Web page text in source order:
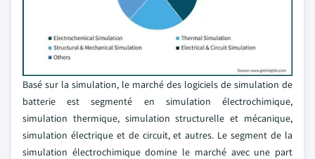
Basé sur la simulation, le marché des logiciels de simulation de
batterie est segmenté en simulation électrochimique,
simulation thermique, simulation structurelle et mécanique,
simulation électrique et de circuit, et autres. Le segment de la
simulation électrochimique domine le marché avec une part